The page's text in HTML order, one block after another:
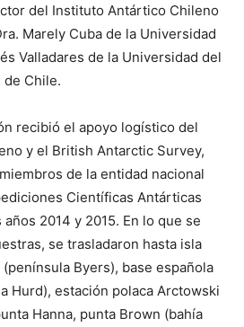
del Instituto Antártico Chileno
Marely Cuba de la Universidad
Valladares de la Universidad del
de Chile.
recibió el apoyo logístico del
y el British Antarctic Survey,
de la entidad nacional
Científicas Antárticas
2014 y 2015. En lo que se
se trasladaron hasta isla
Byers), base española
Hurd), estación polaca Arctowski
Hanna, punta Brown (bahía